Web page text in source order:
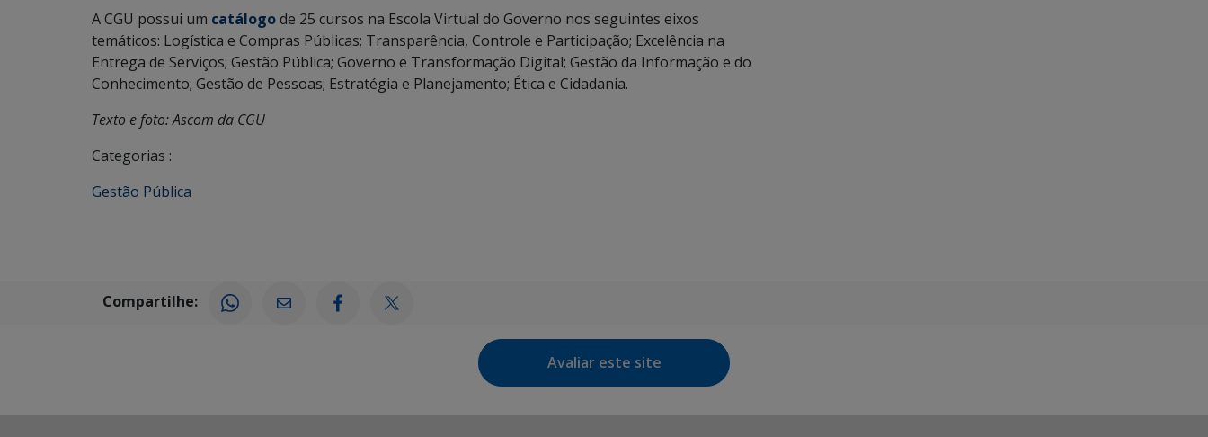
​​A CGU possui um catálogode 25 cursos na Escola Virtual do Governo nos seguintes eixos
temáticos: Logística e Compras Públicas; Transparência, Controle e Participação; Excelência na
Entrega de Serviços; Gestão Pública; Governo e Transformação Digital; Gestão da Informação e do
Conhecimento; Gestão de Pessoas; Estratégia e Planejamento; Ética e Cidadania.
Texto e foto: Ascom da CGU
Categorias :
Gestão Pública
Compartilhe:
Avaliar este site